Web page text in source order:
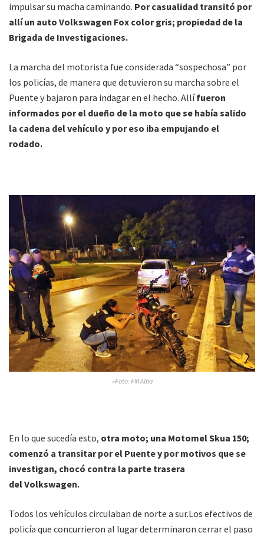
impulsar su macha caminando. Por casualidad transitó por
allí un auto Volkswagen Fox color gris; propiedad de la
Brigada de Investigaciones.
La marcha del motorista fue considerada “sospechosa” por
los policías, de manera que detuvieron su marcha sobre el
Puente y bajaron para indagar en el hecho. Allífueron
informados por el dueño de la moto que se había salido
la cadena del vehículo y por eso iba empujando el
rodado.
»Foto: FM Alba
En lo que sucedía esto, otra moto; una Motomel Skua 150;
comenzó a transitar por el Puente y por motivos que se
investigan, chocó contra la parte trasera
del Volkswagen.
Todos los vehículos circulaban de norte a sur.Los efectivos de
policía que concurrieron al lugar determinaron cerrar el paso